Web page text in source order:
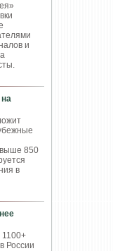
и
850
в
1100+
России